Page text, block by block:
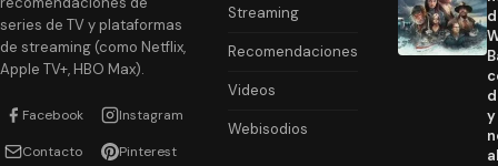
series de TV y plataformas
de streaming (como Netflix,
Apple TV+, HBO Max).
Facebook Instagram
Contacto Pinterest
Streaming
Recomendaciones
Videos
Webisodios
y